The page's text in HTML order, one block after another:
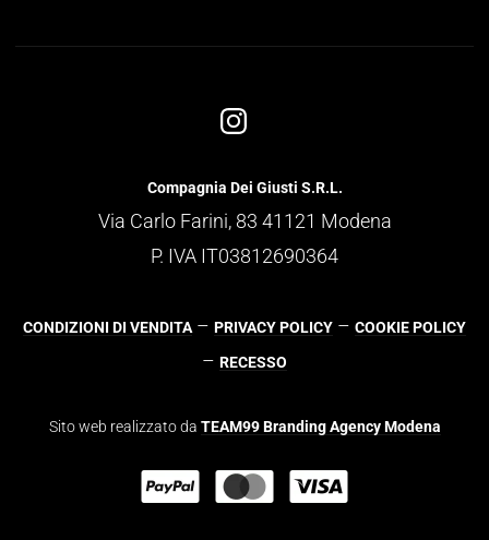
Compagnia Dei Giusti S.R.L.
Via Carlo Farini, 83 41121 Modena
P. IVA IT03812690364
CONDIZIONI DI VENDITA – PRIVACY POLICY – COOKIE POLICY
– RECESSO
Sito web realizzato da TEAM99 Branding Agency Modena